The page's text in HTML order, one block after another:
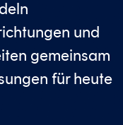
und
gemeinsam
für heute